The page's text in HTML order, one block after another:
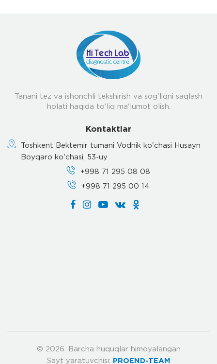
Tanani tez va ishonchli tekshirish va sog'liqni saqlash
holati haqida to'liq ma'lumot olish.
Kontaktlar
Toshkent Bektemir tumani Vodnik ko'chasi Husayn
Boyqaro ko'chasi, 53-uy
+998 71 295 08 08
+998 71 295 00 14
© 2026. Barcha huquqlar himoyalangan
Sayt yaratuvchisi:
PROEND-TEAM